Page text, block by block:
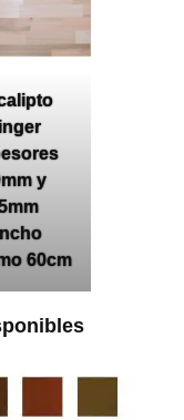
y
60cm